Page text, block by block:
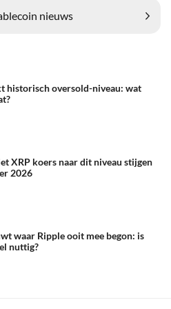
nieuws
historisch oversold-niveau: wat
XRP koers naar dit niveau stijgen
2026
waar Ripple ooit mee begon: is
nuttig?